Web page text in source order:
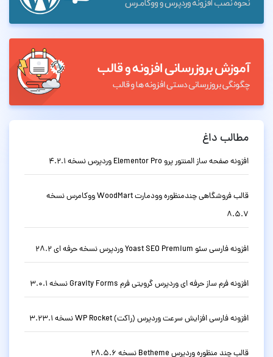
مطالب داغ
افزونه صفحه ساز المنتور پرو Elementor Pro وردپرس نسخه 4.2.1
قالب فروشگاهی چندمنظوره وودمارت WoodMart ووکامرس نسخه
8.5.7
افزونه فارسی سئو Yoast SEO Premium وردپرس نسخه حرفه ای 28.2
افزونه فرم ساز حرفه ای وردپرس گرویتی فرم Gravity Forms نسخه 3.0.1
افزونه فارسی افزایش سرعت وردپرس (راکت) WP Rocket نسخه 3.23.1
قالب چند منظوره وردپرس Betheme نسخه 28.5.6